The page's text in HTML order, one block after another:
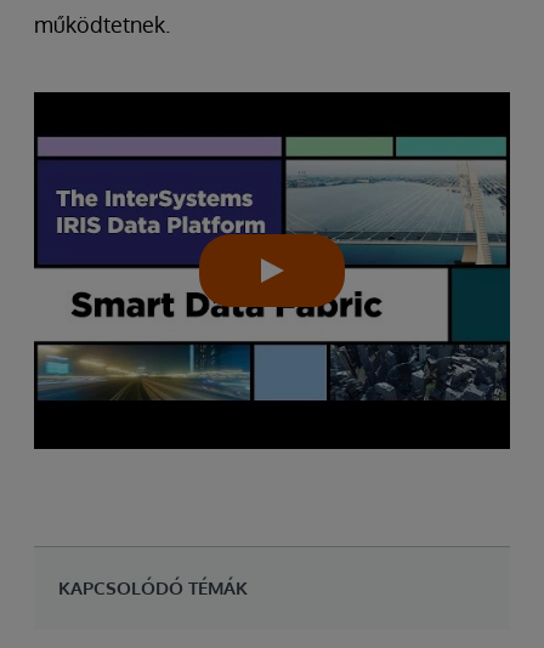
működtetnek.
KAPCSOLÓDÓ TÉMÁK